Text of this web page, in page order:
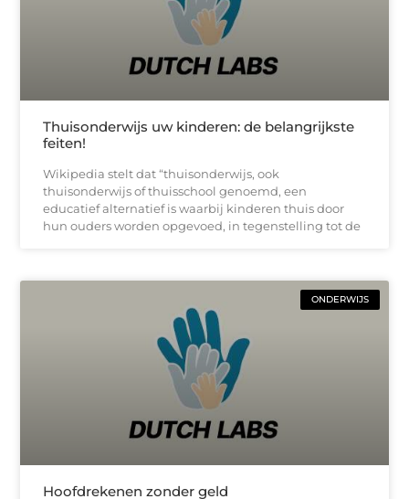
Thuisonderwijs uw kinderen: de belangrijkste
feiten!
Wikipedia stelt dat “thuisonderwijs, ook
thuisonderwijs of thuisschool genoemd, een
educatief alternatief is waarbij kinderen thuis door
hun ouders worden opgevoed, in tegenstelling tot de
ONDERWIJS
Hoofdrekenen zonder geld